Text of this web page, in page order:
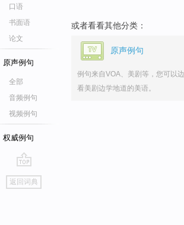
口语
书面语
论文
原声例句
全部
音频例句
视频例句
权威例句
go
top
返回词典
或者看看其他分类：
原声例句
例句来自VOA、美剧等，您可以边
看美剧边学地道的美语。